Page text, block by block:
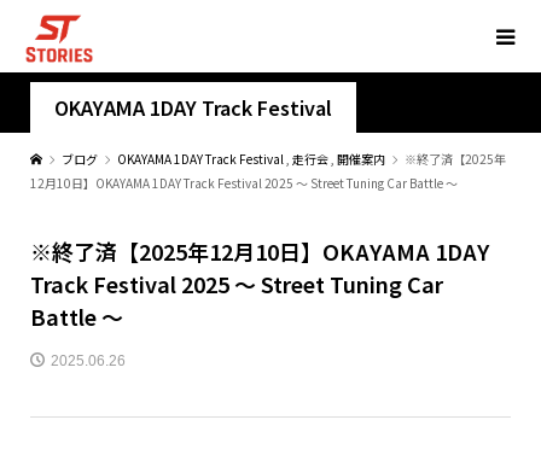
OKAYAMA 1DAY Track Festival
ブログ OKAYAMA 1DAY Track Festival, 走行会, 開催案内
※終了済【2025年
12月10日】OKAYAMA 1DAY Track Festival 2025 ～ Street Tuning Car Battle ～
※終了済【2025年12月10日】OKAYAMA 1DAY
Track Festival 2025 ～ Street Tuning Car
Battle ～
2025.06.26